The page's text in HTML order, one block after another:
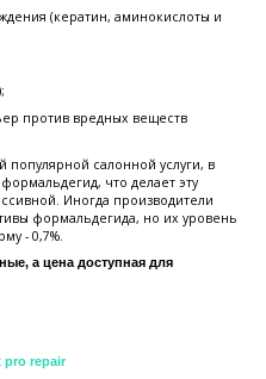
(кератин, аминокислоты и
против вредных веществ
популярной салонной услуги, в
что делает эту
Иногда производители
формальдегида, но их уровень
- 0,7%.
а цена доступная для
pro repair